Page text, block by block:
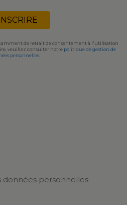
de retrait de consentement à l'utilisation
veuillez consulter notre politique de gestion de
personnelles.
données personnelles